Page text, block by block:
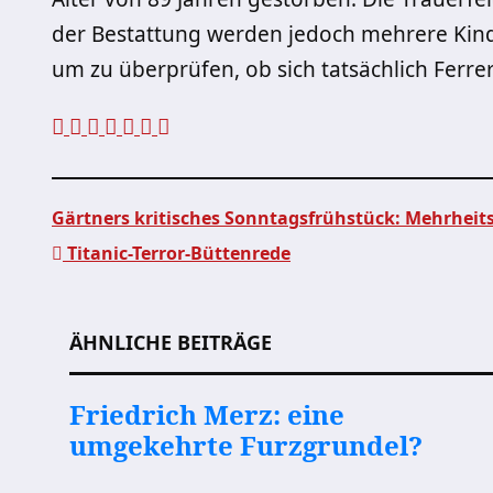
der Bestattung werden jedoch mehrere
um zu überprüfen, ob sich tatsächlich
Gärtners kritisches Sonntagsfrühstück:
Titanic-Terror-Büttenrede
ÄHNLICHE BEITRÄGE
Friedrich Merz: eine
umgekehrte Furzgrundel?